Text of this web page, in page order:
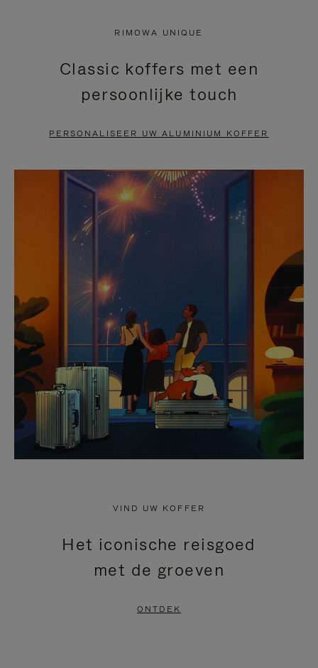
DRUK
OM
PAUZEREN
VIDEO
IS
UITGESCHAKELD.
HIER
OM
HET
DEMPEN
OP
TE
HEFFEN
RIMOWA UNIQUE
Classic koffers met een
persoonlijke touch
PERSONALISEER UW ALUMINIUM KOFFER
VIND UW KOFFER
Het iconische reisgoed
met de groeven
ONTDEK